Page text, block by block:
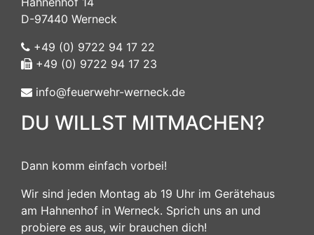
D-97440 Werneck
+49 (0) 9722 94 17 22
+49 (0) 9722 94 17 23
info@feuerwehr-werneck.de
DU WILLST MITMACHEN?
Dann komm einfach vorbei!
Wir sind jeden Montag ab 19 Uhr im Gerätehaus
am Hahnenhof in Werneck. Sprich uns an und
probiere es aus, wir brauchen dich!